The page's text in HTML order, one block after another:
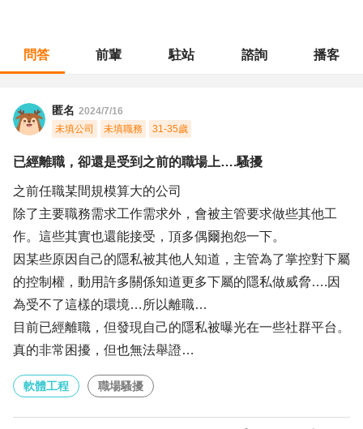
問答 前輩 駐站 諮詢 播客
匿名 2024/7/16
未填公司
未填職務 31-35歲
已經離職，卻還是受到之前的職場上….騷擾
之前任職某間規模算大的公司
除了主要職務需求工作需求外，會被主管要求做些其他工
作。這些其實也還能接受，頂多偶爾抱怨一下。
因某些原因自己的隱私被其他人知道，主管為了掌控對下屬
的控制權，動用許多關係知道更多下屬的隱私做威脅….因
為受不了這樣的環境…所以離職…
目前已經離職，但發現自己的隱私被曝光在一些社群平台。
真的非常困擾，但也無法舉證…
軟體工程 職場騷擾